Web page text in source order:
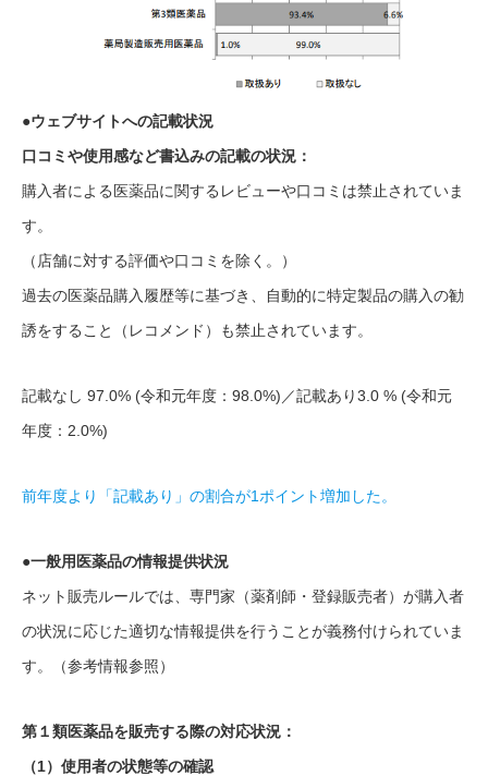
●ウェブサイトへの記載状況
口コミや使用感など書込みの記載の状況：
購入者による医薬品に関するレビューや口コミは禁止されていま
す。
（店舗に対する評価や口コミを除く。）
過去の医薬品購入履歴等に基づき、自動的に特定製品の購入の勧
誘をすること（レコメンド）も禁止されています。
記載なし 97.0% (令和元年度：98.0%)／記載あり3.0 % (令和元
年度：2.0%)
前年度より「記載あり」の割合が1ポイント増加した。
●一般用医薬品の情報提供状況
ネット販売ルールでは、専門家（薬剤師・登録販売者）が購入者
の状況に応じた適切な情報提供を行うことが義務付けられていま
す。（参考情報参照）
第１類医薬品を販売する際の対応状況：
（1）使用者の状態等の確認